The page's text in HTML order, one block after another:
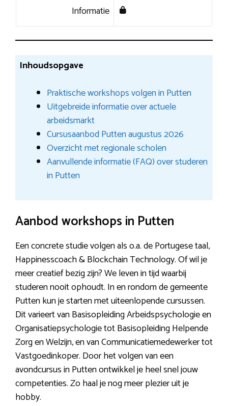
Informatie
Inhoudsopgave
Praktische workshops volgen in Putten
Uitgebreide informatie over actuele
arbeidsmarkt
Cursusaanbod Putten augustus 2026
Overzicht met regionale scholen
Aanvullende informatie (FAQ) over studeren
in Putten
Aanbod workshops in Putten
Een concrete studie volgen als o.a. de Portugese taal,
Happinesscoach & Blockchain Technology. Of wil je
meer creatief bezig zijn? We leven in tijd waarbij
studeren nooit ophoudt. In en rondom de gemeente
Putten kun je starten met uiteenlopende cursussen.
Dit varieert van Basisopleiding Arbeidspsychologie en
Organisatiepsychologie tot Basisopleiding Helpende
Zorg en Welzijn, en van Communicatiemedewerker tot
Vastgoedinkoper. Door het volgen van een
avondcursus in Putten ontwikkel je heel snel jouw
competenties. Zo haal je nog meer plezier uit je
hobby.